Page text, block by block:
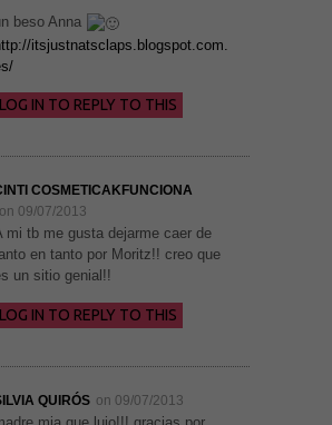
beso Anna
itsjustnatsclaps.blogspot.com.
LOG IN TO REPLY TO THIS
COSMETICAKFUNCIONA
on 09/07/2013
mi tb me gusta dejarme caer de
en tanto por Moritz!! creo que
un sitio genial!!
LOG IN TO REPLY TO THIS
QUIRÓS on 09/07/2013
funcione la
web. Para
que
funcionalidad
y estructura
base a cómo
web.
Experiencia
funcione lo
mejor posible
cookies,
algunas